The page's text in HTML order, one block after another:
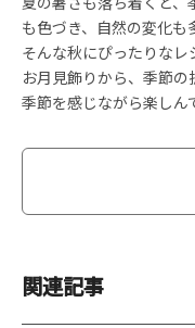
も色づき、自然の変化も
そんな秋にぴったりなレ
お月見飾りから、季節
季節を感じながら楽し
関連記事